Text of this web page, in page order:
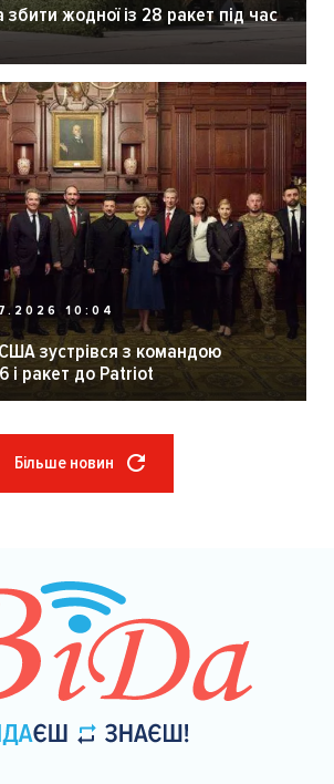
жодної із 28 ракет під час
10:04
зустрівся з командою
і ракет до Patriot
Більше новин